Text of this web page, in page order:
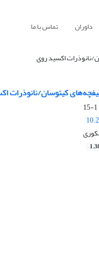
داوران تماس با ما
نانوذرات اکسید روی
کیتوسان/نانوذرات
1-15